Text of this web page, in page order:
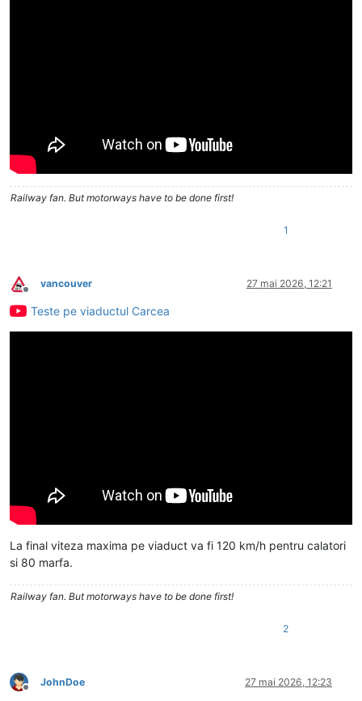
Railway fan. But motorways have to be done first!
1
Deconectat
vancouver 27 mai 2026, 12:21
Teste pe viaductul Carcea
La final viteza maxima pe viaduct va fi 120 km/h pentru calatori
si 80 marfa.
Railway fan. But motorways have to be done first!
2
Deconectat
JohnDoe 27 mai 2026, 12:23